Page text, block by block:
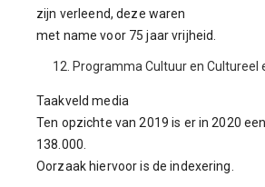
zijn verleend, deze waren
met name voor 75 jaar vrijheid.
Programma Cultuur en Cultureel
Taakveld media
Ten opzichte van 2019 is er in 2020
138.000.
Oorzaak hiervoor is de indexering.